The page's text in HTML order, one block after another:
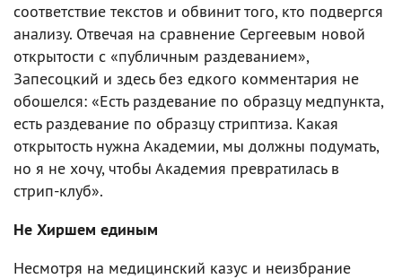
соответствие текстов и обвинит того, кто подвергся
анализу. Отвечая на сравнение Сергеевым новой
открытости с «публичным раздеванием»,
Запесоцкий и здесь без едкого комментария не
обошелся: «Есть раздевание по образцу медпункта,
есть раздевание по образцу стриптиза. Какая
открытость нужна Академии, мы должны подумать,
но я не хочу, чтобы Академия превратилась в
стрип-клуб».
Не Хиршем единым
Несмотря на медицинский казус и неизбрание